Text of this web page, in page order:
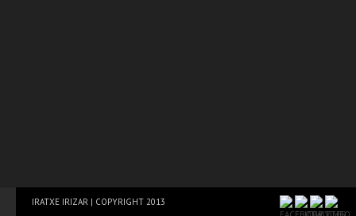
IRATXE IRIZAR | COPYRIGHT 2013